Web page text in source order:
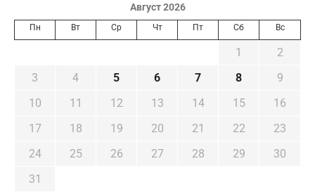
Август 2026
Пн Вт Ср Чт Пт Сб Вс
1
2
3
4 5 6 7 8
9
10
11 12 13 14 15
16
17
18 19 20 21 22
23
24
25 26 27 28 29
30
31